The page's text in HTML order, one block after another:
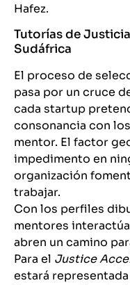
Hafez.
Tutorías de
Sudáfrica
El proceso de
pasa por un cruce
cada startup
consonancia con
mentor. El factor
impedimento en
organización
trabajar.
Con los perfiles
mentores
abren un camino
Para el Justice
estará